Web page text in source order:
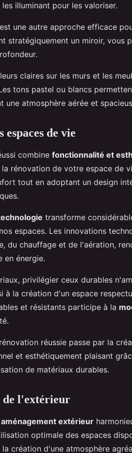
illuminant pour les valoriser.
une autre approche efficace
stratégiquement un miroir, vous
claires sur les murs et les
tons pastel ou blancs
une atmosphère aérée et
espaces de vie
combine fonctionnalité et
rénovation de votre espace de
tout en adoptant un design
transforme
espaces. Les innovations
du chauffage et de l'aération,
en énergie.
privilégier ceux durables
à la création d'un espace
et résistants participe à la
réussie passe par la
et esthétiquement plaisant
de matériaux durables.
de l'extérieur
aménagement extérieur
optimale des espaces
la création d'une atmosphère